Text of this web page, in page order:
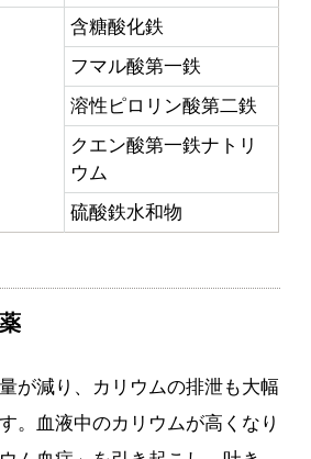
含糖酸化鉄
フマル酸第一鉄
溶性ピロリン酸第二鉄
クエン酸第一鉄ナトリ
ウム
硫酸鉄水和物
が減り、カリウムの排泄も大幅
。血液中のカリウムが高くなり